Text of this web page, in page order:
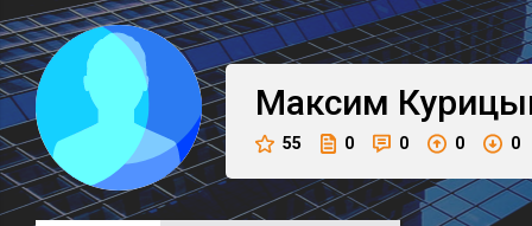
Максим
55 0 0 0 0